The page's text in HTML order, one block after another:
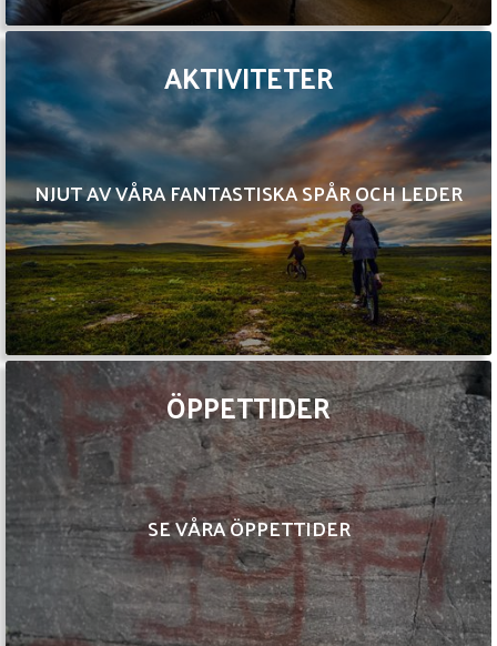
NJUT AV VÅRA FANTASTISKA SPÅR OCH LEDER
AKTIVITETER
SE VÅRA ÖPPETTIDER
ÖPPETTIDER